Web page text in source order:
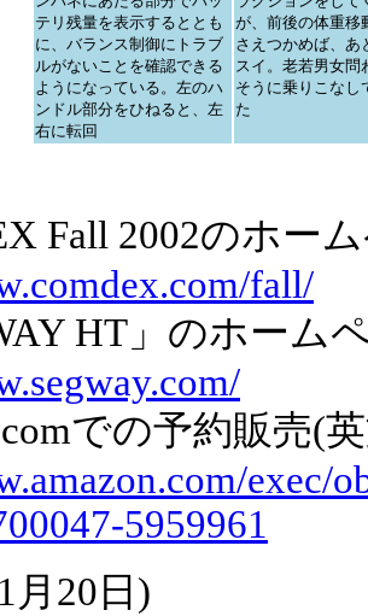
テリ残量を表示するととも
に、バランス制御にトラブ
ルがないことを確認できる
ようになっている。左のハ
ンドル部分をひねると、左
右に転回
が、前後の体重移
さえつかめば、あ
スイ。老若男女問
そうに乗りこなし
た
Fall 2002のホー
fall/
HT」のホーム
での予約販売(
exec/
5959961
月20日 )